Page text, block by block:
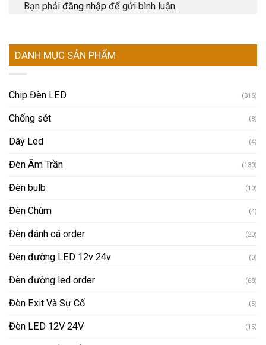
Bạn phải đăng nhập để gửi bình luận.
DANH MỤC SẢN PHẨM
Chip Đèn LED (316)
Chống sét (8)
Dây Led (4)
Đèn Âm Trần (130)
Đèn bulb (10)
Đèn Chùm (4)
Đèn đánh cá order (20)
Đèn đường LED 12v 24v (0)
Đèn đường led order (68)
Đèn Exit Và Sự Cố (5)
Đèn LED 12V 24V (15)